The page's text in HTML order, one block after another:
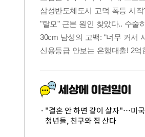
"결혼 안 하면 같이 살자"…미국
청년들, 친구와 집 산다